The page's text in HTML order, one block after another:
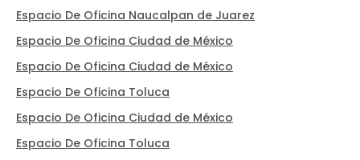
Espacio De Oficina Naucalpan de Juarez
Espacio De Oficina Ciudad de México
Espacio De Oficina Ciudad de México
Espacio De Oficina Toluca
Espacio De Oficina Ciudad de México
Espacio De Oficina Toluca